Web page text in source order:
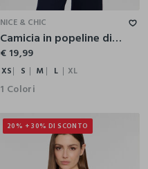
NICE & CHIC
Camicia in popeline di puro cotone donna
€ 19,99
XS S M L XL
1 Colori
20% + 30% DI SCONTO